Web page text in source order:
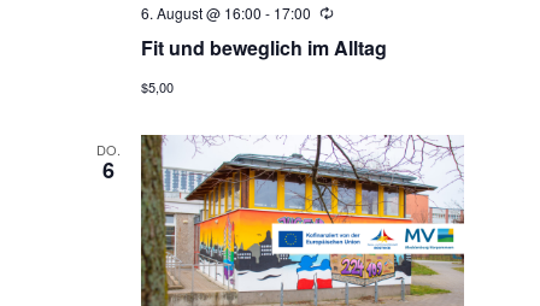
h
e
n
,
Fit und beweglich im Alltag
6. August @ 16:00 - 17:00 Wiederholung
$5,00
DO.
6